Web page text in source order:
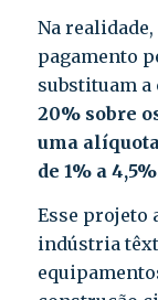
Na
pagamento
substituam
20% sobre
uma
de 1% a
Esse projeto
indústria